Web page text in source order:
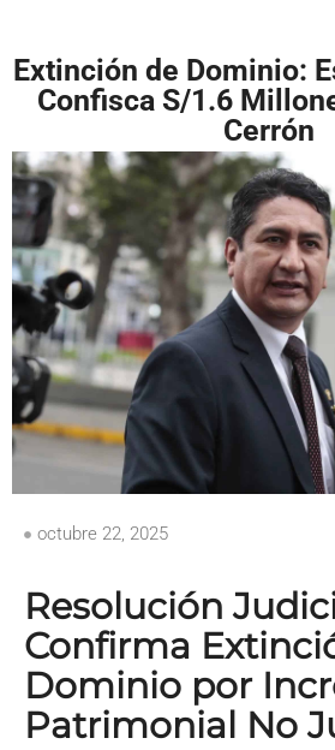
Extinción de Dominio:
Confisca S/1.6
Cerrón
octubre 22, 2025
Resolución
Confirma
Dominio por
Patrimonial No